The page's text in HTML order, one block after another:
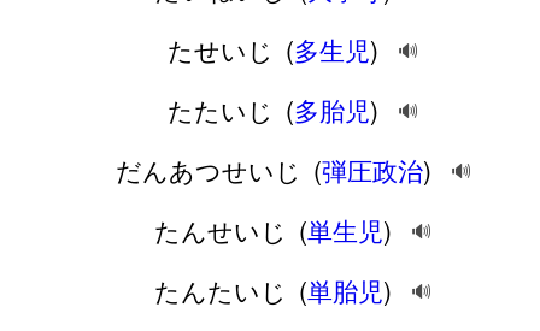
たせいじ (多生児) 🔊
たたいじ (多胎児) 🔊
だんあつせいじ (弾圧政治) 🔊
たんせいじ (単生児) 🔊
たんたいじ (単胎児) 🔊